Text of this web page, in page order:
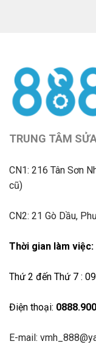
TRUNG TÂM
CN1: 216 Tân Sơn
cũ)
CN2: 21 Gò Dầu,
Thời gian làm việc:
Thứ 2 đến Thứ 7 :
Điện thoại:
E-mail: